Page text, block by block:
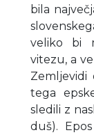
bila
veliko bi
vitezu, a
Zemljevidi
tega
sledili z
duš).